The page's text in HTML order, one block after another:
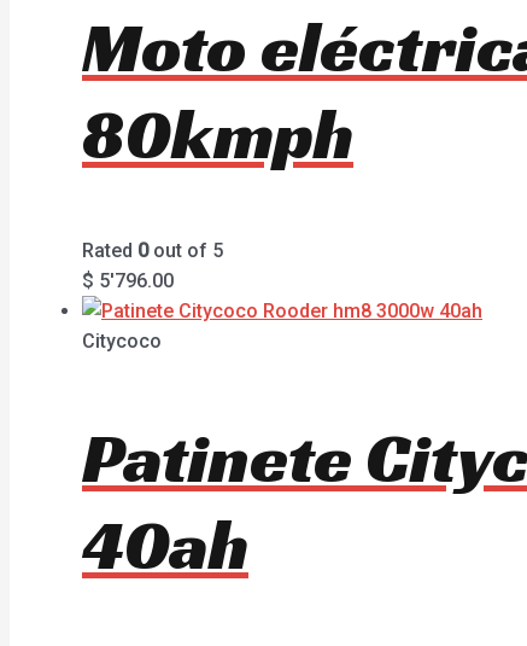
Moto
80kmph
Rated 0out of 5
$ 5'796.00
Citycoco
Patinete
40ah